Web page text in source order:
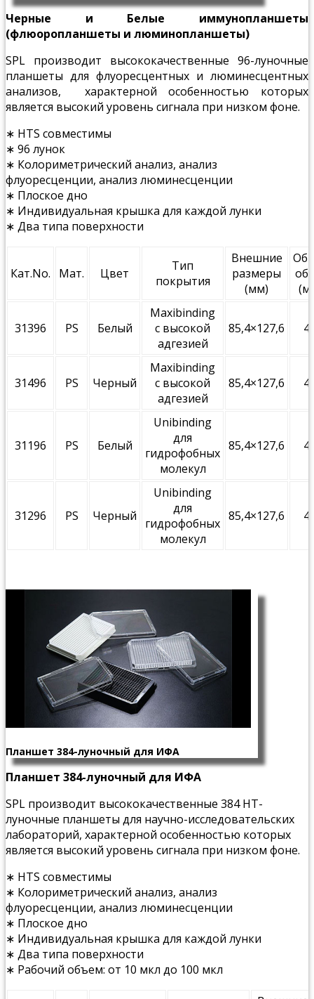
Черные и Белые иммунопланшеты
(флюоропланшеты и люминопланшеты)
SPL производит высококачественные 96-луночные
планшеты для флуоресцентных и люминесцентных
анализов, характерной особенностью которых
является высокий уровень сигнала при низком фоне.
∗ HTS совместимы
∗ 96 лунок
∗ Колориметрический анализ, анализ
флуоресценции, анализ люминесценции
∗ Плоское дно
∗ Индивидуальная крышка для каждой лунки
∗ Два типа поверхности
Кат.No. Мат. Цвет
Тип
покрытия
Внешние
размеры
(мм)
31396 PS Белый
Maxibinding
с высокой
адгезией
85,4×127,6
31496 PS Черный
Maxibinding
с высокой
адгезией
85,4×127,6
31196 PS Белый
Unibinding
для
гидрофобных
молекул
85,4×127,6
31296 PS Черный
Unibinding
для
гидрофобных
молекул
85,4×127,6
Планшет 384-луночный для ИФА
Планшет 384-луночный для ИФА
SPL производит высококачественные 384 HT-
луночные планшеты для научно-исследовательских
лабораторий, характерной особенностью которых
является высокий уровень сигнала при низком фоне.
∗ HTS совместимы
∗ Колориметрический анализ, анализ
флуоресценции, анализ люминесценции
∗ Плоское дно
∗ Индивидуальная крышка для каждой лунки
∗ Два типа поверхности
∗ Рабочий объем: от 10 мкл до 100 мкл